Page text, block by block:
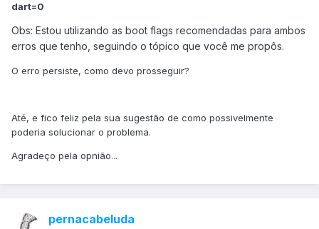
dart=0
Obs: Estou utilizando as boot flags recomendadas para ambos
erros que tenho, seguindo o tópico que você me propôs.
O erro persiste, como devo prosseguir?
Até, e fico feliz pela sua sugestão de como possivelmente
poderia solucionar o problema.
Agradeço pela opnião...
pernacabeluda